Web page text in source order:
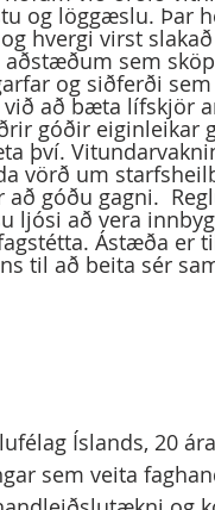
og löggæslu. Þar
hvergi virst
sem
og siðferði
að bæta lífskjör
góðir eiginleikar
því.
vörð um
góðu gagni.
ljósi að vera
Ástæða er
til að beita sér
Íslands, 20
sem veita